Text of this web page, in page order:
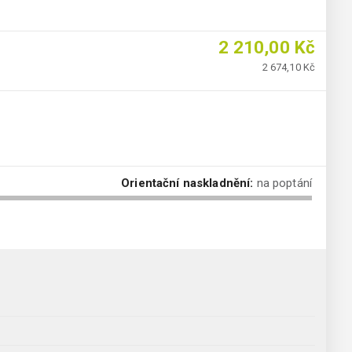
2 210,00 Kč
2 674,10 Kč
Orientační naskladnění: na poptání